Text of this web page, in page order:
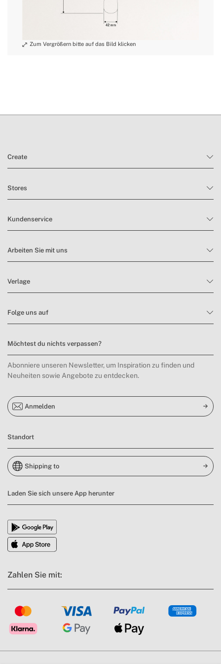
Create
Stores
Kundenservice
Arbeiten Sie mit uns
Verlage
Folge uns auf
Möchtest du nichts verpassen?
Abonniere unseren Newsletter, um Inspiration zu finden und
Neuheiten sowie Angebote zu entdecken.
Anmelden
Standort
Shipping to
Laden Sie sich unsere App herunter
Zahlen Sie mit: